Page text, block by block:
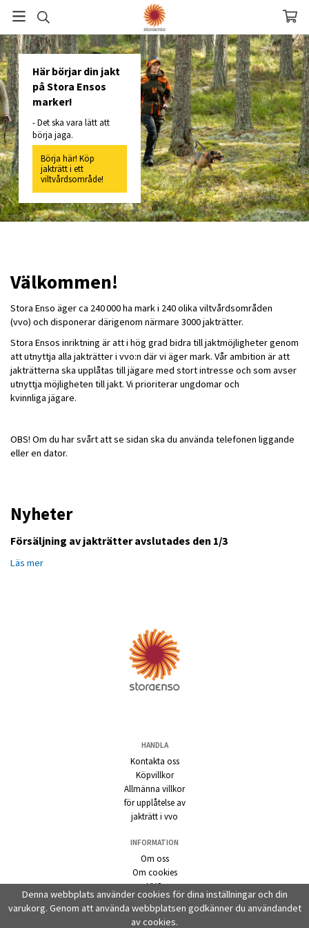
Här börjar din jakt
på Stora Ensos
marker!
- Det ska vara lätt att
börja jaga.
Börja här! Köp
jakträtt i ett
viltvårdsområde!
Välkommen!
Stora Enso äger ca 240 000 ha mark i 240 olika viltvårdsområden
(vvo) och disponerar därigenom närmare 3000 jakträtter.
Stora Ensos inriktning är att i hög grad bidra till jaktmöjligheter genom
att utnyttja alla jakträtter i vvo:n där vi äger mark. Vår ambition är att
jakträtterna ska upplåtas till jägare med stort intresse och som avser
utnyttja möjligheten till jakt. Vi prioriterar ungdomar och
kvinnliga jägare.
OBS! Om du har svårt att se sidan ska du använda telefonen liggande
eller en dator.
Nyheter
Försäljning av jakträtter avslutades den 1/3
Läs mer
HANDLA
Kontakta oss
Köpvillkor
Allmänna villkor
för upplåtelse av
jakträtt i vvo
INFORMATION
Om oss
Om cookies
VVO
Kontrollpanel
Denna webbplats använder cookies för dina inställningar och din
varukorg. Genom att använda webbplatsen godkänner du användandet
av cookies.